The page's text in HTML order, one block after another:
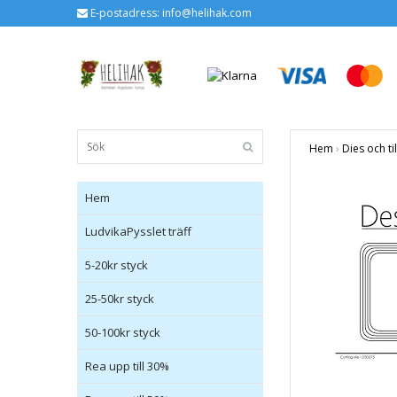
E-postadress: info@helihak.com
Hem
LudvikaPysslet träff
5-20kr styck
25-50kr styck
50-100kr styck
Rea upp till 30%
Hem › Dies och